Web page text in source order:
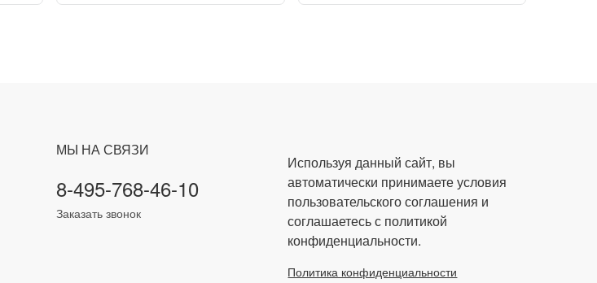
МЫ НА СВЯЗИ
8-495-768-46-10
Заказать звонок
Используя данный сайт, вы
автоматически принимаете условия
пользовательского соглашения и
соглашаетесь с политикой
конфиденциальности.
Политика конфиденциальности